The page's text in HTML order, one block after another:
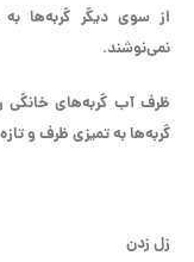
از سوی دیگر گربه‌ها
نمی‌نوشند.
ظرف آب گربه‌های خانگی
گربه‌ها به تمیزی ظرف و
زل زدن